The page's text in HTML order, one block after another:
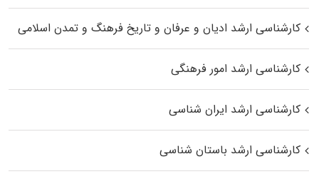
کارشناسی ارشد ادیان و عرفان و تاریخ فرهنگ و تمدن اسلامی
کارشناسی ارشد امور فرهنگی
کارشناسی ارشد ایران شناسی
کارشناسی ارشد باستان شناسی